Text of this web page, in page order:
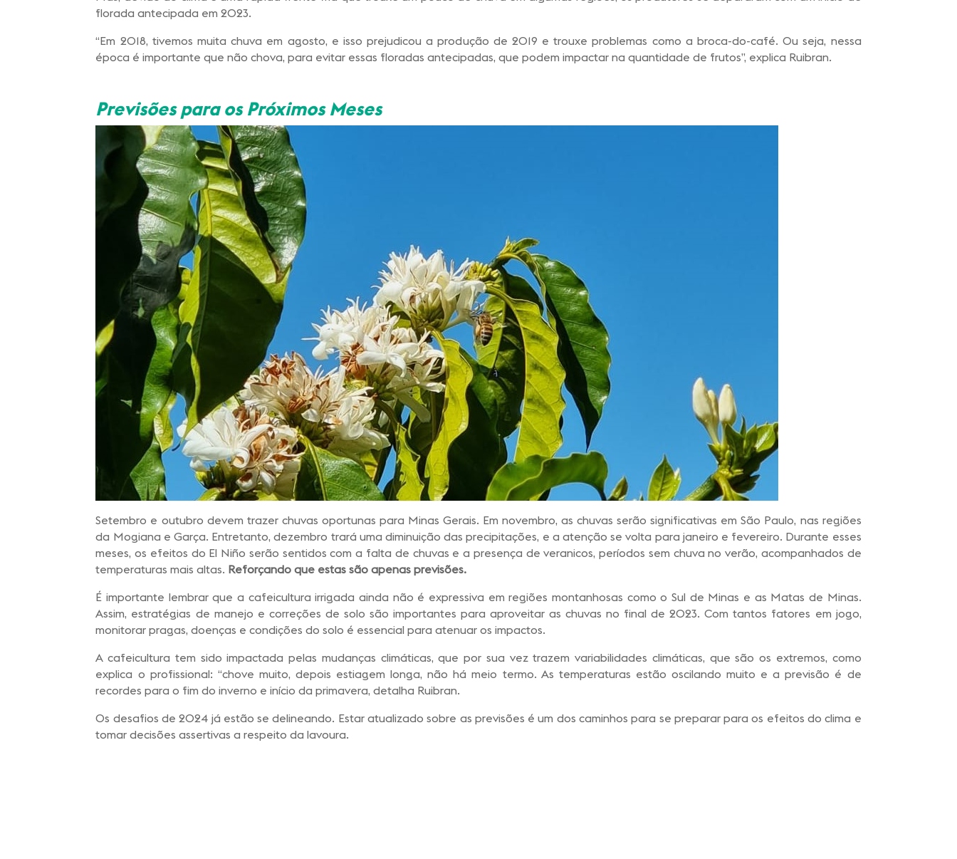
florada antecipada em 2023.
“Em 2018, tivemos muita chuva em agosto, e isso prejudicou a produção de 2019 e trouxe problemas como a broca-do-café. Ou seja, nessa
época é importante que não chova, para evitar essas floradas antecipadas, que podem impactar na quantidade de frutos”, explica Ruibran.
Previsões para os Próximos Meses
Setembro e outubro devem trazer chuvas oportunas para Minas Gerais. Em novembro, as chuvas serão significativas em São Paulo, nas regiões
da Mogiana e Garça. Entretanto, dezembro trará uma diminuição das precipitações, e a atenção se volta para janeiro e fevereiro. Durante esses
meses, os efeitos do El Niño serão sentidos com a falta de chuvas e a presença de veranicos, períodos sem chuva no verão, acompanhados de
temperaturas mais altas. Reforçando que estas são apenas previsões.
É importante lembrar que a cafeicultura irrigada ainda não é expressiva em regiões montanhosas como o Sul de Minas e as Matas de Minas.
Assim, estratégias de manejo e correções de solo são importantes para aproveitar as chuvas no final de 2023. Com tantos fatores em jogo,
monitorar pragas, doenças e condições do solo é essencial para atenuar os impactos.
A cafeicultura tem sido impactada pelas mudanças climáticas, que por sua vez trazem variabilidades climáticas, que são os extremos, como
explica o profissional: “chove muito, depois estiagem longa, não há meio termo. As temperaturas estão oscilando muito e a previsão é de
recordes para o fim do inverno e início da primavera, detalha Ruibran.
Os desafios de 2024 já estão se delineando. Estar atualizado sobre as previsões é um dos caminhos para se preparar para os efeitos do clima e
tomar decisões assertivas a respeito da lavoura.